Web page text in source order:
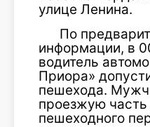
улице Ленина.
По
информации, в
водитель
Приора»
пешехода.
проезжую часть
пешеходного